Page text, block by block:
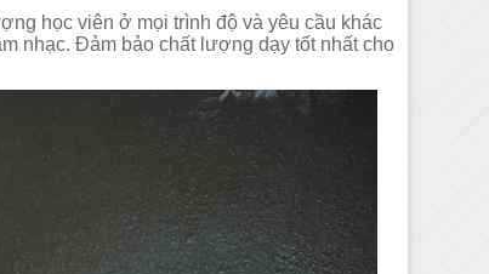
học viên ở mọi trình độ và yêu cầu khác
nhạc. Đảm bảo chất lượng dạy tốt nhất cho